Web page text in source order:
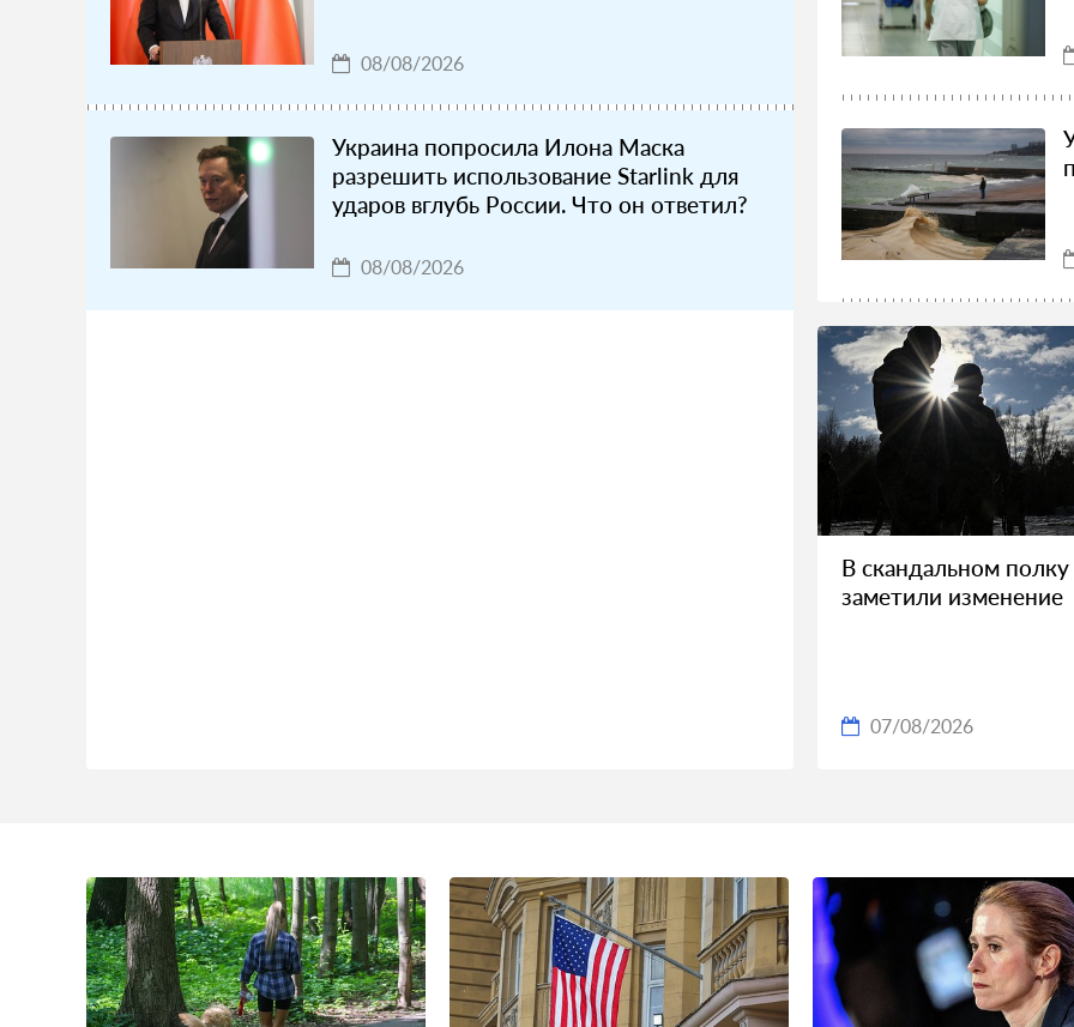
08/08/2026
Украина попросила Илона Маска
разрешить использование Starlink для
ударов вглубь России. Что он ответил?
08/08/2026
В скандальном
заметили изменение
07/08/2026